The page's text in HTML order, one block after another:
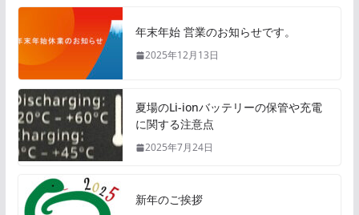
年末年始 営業のお知らせです。
2025年12月13日
夏場のLi-ionバッテリーの保管や充電
に関する注意点
2025年7月24日
新年のご挨拶